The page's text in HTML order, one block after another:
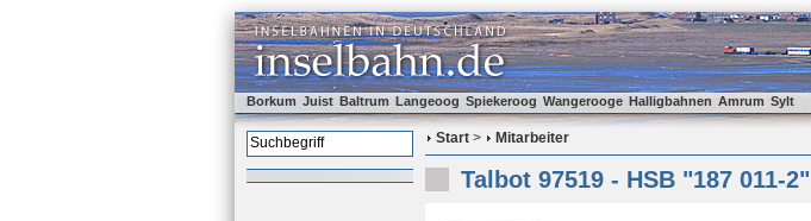
Borkum Juist Baltrum Langeoog Spiekeroog Wangerooge Halligbahnen Amrum Sylt
Start > Mitarbeiter
Talbot 97519 - HSB "187 011-2"